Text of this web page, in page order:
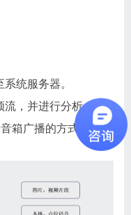
统服务器。
，并进行分析。
箱广播的方式提醒现